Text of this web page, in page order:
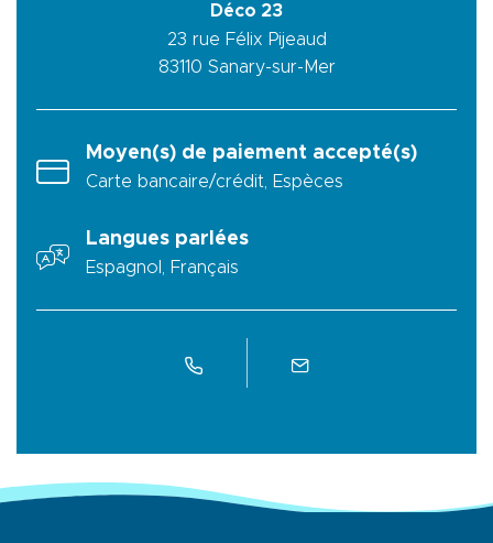
Déco 23
23 rue Félix Pijeaud
83110 Sanary-sur-Mer
Moyen(s) de paiement accepté(s)
Carte bancaire/crédit, Espèces
Langues parlées
Espagnol, Français